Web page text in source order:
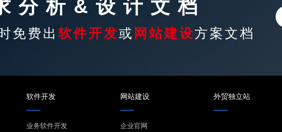
分析&设计文档
免费出 软件开发或 网站建设方案文档
软件开发
业务软件开发
网站建设
企业官网
外贸独立站